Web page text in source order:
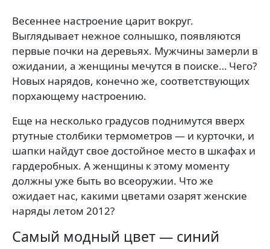
Весеннее настроение царит вокруг.
Выглядывает нежное солнышко, появляются
первые почки на деревьях. Мужчины замерли в
ожидании, а женщины мечутся в поиске… Чего?
Новых нарядов, конечно же, соответствующих
порхающему настроению.
Еще на несколько градусов поднимутся вверх
ртутные столбики термометров — и курточки, и
шапки найдут свое достойное место в шкафах и
гардеробных. А женщины к этому моменту
должны уже быть во всеоружии. Что же
ожидает нас, какими цветами озарят женские
наряды летом 2012?
Самый модный цвет — синий